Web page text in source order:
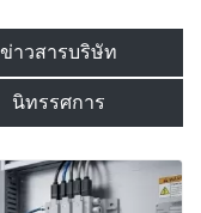
ข่าวสารบริษัท
นิทรรศการ